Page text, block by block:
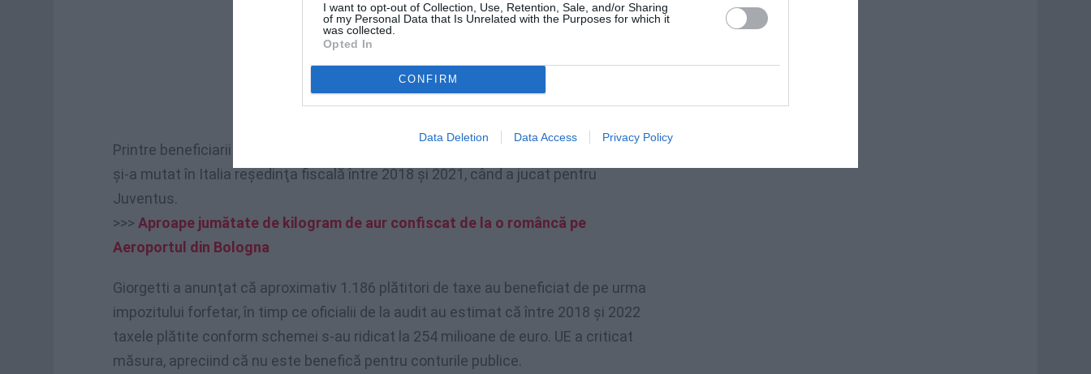
I want to opt-out of Collection, Use, Retention, Sale, and/or Sharing
of my Personal Data that Is Unrelated with the Purposes for which it
was collected.
Opted In
CONFIRM
Data Deletion Data Access Privacy Policy
Printre beneficiarii schemei s-a aflat fotbalistul portughez Cristiano Ronaldo, care
şi-a mutat în Italia reşedinţa fiscală între 2018 şi 2021, când a jucat pentru
Juventus.
>>> Aproape jumătate de kilogram de aur confiscat de la o româncă pe
Aeroportul din Bologna
Giorgetti a anunţat că aproximativ 1.186 plătitori de taxe au beneficiat de pe urma
impozitului forfetar, în timp ce oficialii de la audit au estimat că între 2018 şi 2022
taxele plătite conform schemei s-au ridicat la 254 milioane de euro. UE a criticat
măsura, apreciind că nu este benefică pentru conturile publice.